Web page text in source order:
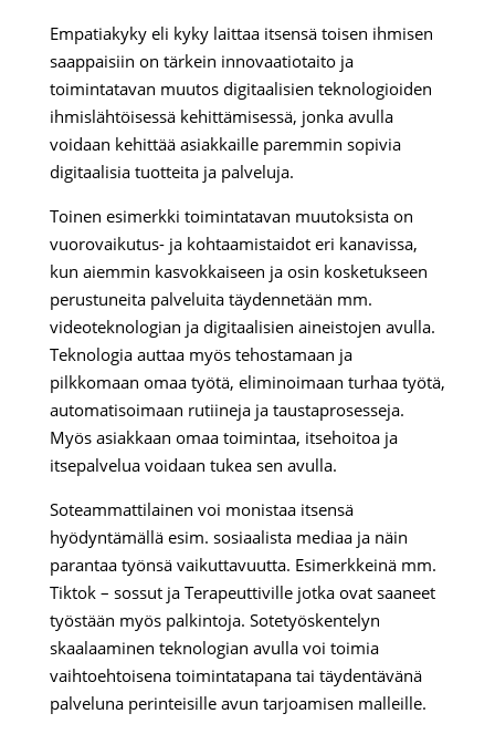
Empatiakyky eli kyky laittaa itsensä toisen ihmisen
saappaisiin on tärkein innovaatiotaito ja
toimintatavan muutos digitaalisien teknologioiden
ihmislähtöisessä kehittämisessä, jonka avulla
voidaan kehittää asiakkaille paremmin sopivia
digitaalisia tuotteita ja palveluja.
Toinen esimerkki toimintatavan muutoksista on
vuorovaikutus- ja kohtaamistaidot eri kanavissa,
kun aiemmin kasvokkaiseen ja osin kosketukseen
perustuneita palveluita täydennetään mm.
videoteknologian ja digitaalisien aineistojen avulla.
Teknologia auttaa myös tehostamaan ja
pilkkomaan omaa työtä, eliminoimaan turhaa työtä,
automatisoimaan rutiineja ja taustaprosesseja.
Myös asiakkaan omaa toimintaa, itsehoitoa ja
itsepalvelua voidaan tukea sen avulla.
Soteammattilainen voi monistaa itsensä
hyödyntämällä esim. sosiaalista mediaa ja näin
parantaa työnsä vaikuttavuutta. Esimerkkeinä mm.
Tiktok – sossut ja Terapeuttiville jotka ovat saaneet
työstään myös palkintoja. Sotetyöskentelyn
skaalaaminen teknologian avulla voi toimia
vaihtoehtoisena toimintatapana tai täydentävänä
palveluna perinteisille avun tarjoamisen malleille.